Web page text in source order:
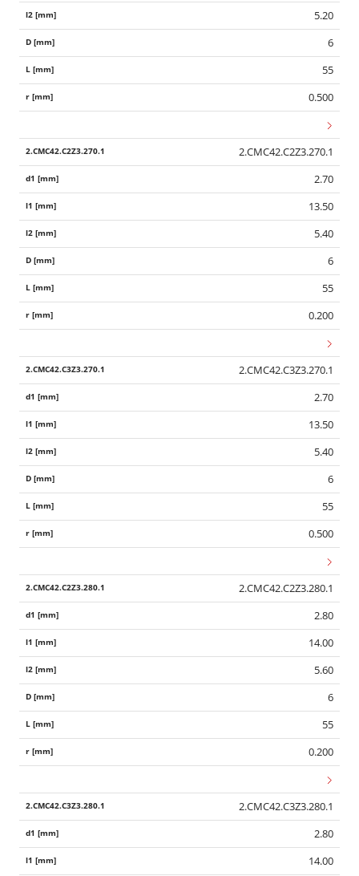
5.20
6
55
0.500
2.CMC42.C2Z3.270.1
2.70
13.50
5.40
6
55
0.200
2.CMC42.C3Z3.270.1
2.70
13.50
5.40
6
55
0.500
2.CMC42.C2Z3.280.1
2.80
14.00
5.60
6
55
0.200
2.CMC42.C3Z3.280.1
2.80
14.00